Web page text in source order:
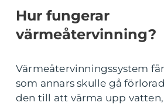
Hur fungerar
värmeåtervinning?
Värmeåtervinningssystem
som annars skulle gå
den till att värma upp